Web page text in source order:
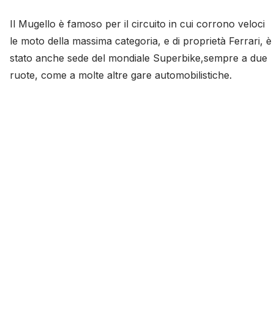
Il Mugello è famoso per il circuito in cui corrono veloci
le moto della massima categoria, e di proprietà Ferrari, è
stato anche sede del mondiale Superbike,sempre a due
ruote, come a molte altre gare automobilistiche.